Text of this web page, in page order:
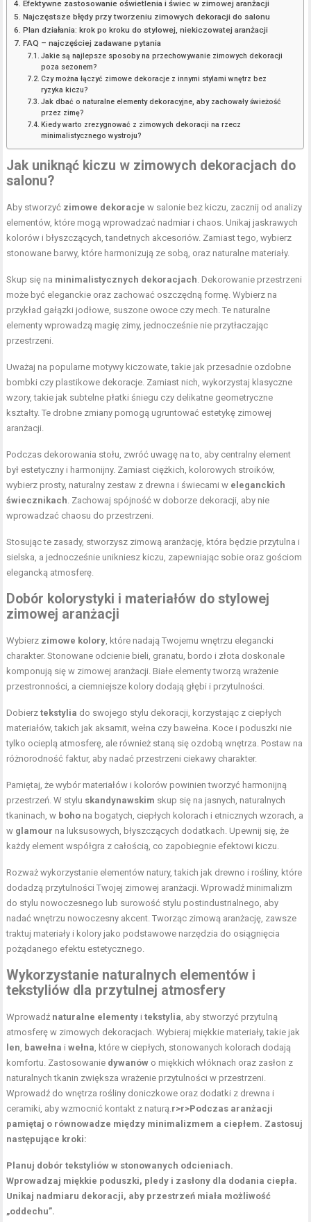
Efektywne zastosowanie oświetlenia i świec w zimowej aranżacji
Najczęstsze błędy przy tworzeniu zimowych dekoracji do salonu
Plan działania: krok po kroku do stylowej, niekiczowatej aranżacji
FAQ – najczęściej zadawane pytania
Jakie są najlepsze sposoby na przechowywanie zimowych dekoracji
poza sezonem?
Czy można łączyć zimowe dekoracje z innymi stylami wnętrz bez
ryzyka kiczu?
Jak dbać o naturalne elementy dekoracyjne, aby zachowały świeżość
przez zimę?
Kiedy warto zrezygnować z zimowych dekoracji na rzecz
minimalistycznego wystroju?
Jak uniknąć kiczu w zimowych dekoracjach do
salonu?
Aby stworzyć zimowe dekoracje w salonie bez kiczu, zacznij od analizy
elementów, które mogą wprowadzać nadmiar i chaos. Unikaj jaskrawych
kolorów i błyszczących, tandetnych akcesoriów. Zamiast tego, wybierz
stonowane barwy, które harmonizują ze sobą, oraz naturalne materiały.
Skup się na minimalistycznych dekoracjach. Dekorowanie przestrzeni
może być eleganckie oraz zachować oszczędną formę. Wybierz na
przykład gałązki jodłowe, suszone owoce czy mech. Te naturalne
elementy wprowadzą magię zimy, jednocześnie nie przytłaczając
przestrzeni.
Uważaj na popularne motywy kiczowate, takie jak przesadnie ozdobne
bombki czy plastikowe dekoracje. Zamiast nich, wykorzystaj klasyczne
wzory, takie jak subtelne płatki śniegu czy delikatne geometryczne
kształty. Te drobne zmiany pomogą ugruntować estetykę zimowej
aranżacji.
Podczas dekorowania stołu, zwróć uwagę na to, aby centralny element
był estetyczny i harmonijny. Zamiast ciężkich, kolorowych stroików,
wybierz prosty, naturalny zestaw z drewna i świecami w eleganckich
świecznikach. Zachowaj spójność w doborze dekoracji, aby nie
wprowadzać chaosu do przestrzeni.
Stosując te zasady, stworzysz zimową aranżację, która będzie przytulna i
sielska, a jednocześnie unikniesz kiczu, zapewniając sobie oraz gościom
elegancką atmosferę.
Dobór kolorystyki i materiałów do stylowej
zimowej aranżacji
Wybierz zimowe kolory, które nadają Twojemu wnętrzu elegancki
charakter. Stonowane odcienie bieli, granatu, bordo i złota doskonale
komponują się w zimowej aranżacji. Białe elementy tworzą wrażenie
przestronności, a ciemniejsze kolory dodają głębi i przytulności.
Dobierztekstylia do swojego stylu dekoracji, korzystając z ciepłych
materiałów, takich jak aksamit, wełna czy bawełna. Koce i poduszki nie
tylko ocieplą atmosferę, ale również staną się ozdobą wnętrza. Postaw na
różnorodność faktur, aby nadać przestrzeni ciekawy charakter.
Pamiętaj, że wybór materiałów i kolorów powinien tworzyć harmonijną
przestrzeń. W stylu skandynawskim skup się na jasnych, naturalnych
tkaninach, w boho na bogatych, ciepłych kolorach i etnicznych wzorach, a
w glamour na luksusowych, błyszczących dodatkach. Upewnij się, że
każdy element współgra z całością, co zapobiegnie efektowi kiczu.
Rozważ wykorzystanie elementów natury, takich jak drewno i rośliny, które
dodadzą przytulności Twojej zimowej aranżacji. Wprowadź minimalizm
do stylu nowoczesnego lub surowość stylu postindustrialnego, aby
nadać wnętrzu nowoczesny akcent. Tworząc zimową aranżację, zawsze
traktuj materiały i kolory jako podstawowe narzędzia do osiągnięcia
pożądanego efektu estetycznego.
Wykorzystanie naturalnych elementów i
tekstyliów dla przytulnej atmosfery
Wprowadź naturalne elementy itekstylia, aby stworzyć przytulną
atmosferę w zimowych dekoracjach. Wybieraj miękkie materiały, takie jak
len, bawełna iwełna, które w ciepłych, stonowanych kolorach dodają
komfortu. Zastosowanie dywanów o miękkich włóknach oraz zasłon z
naturalnych tkanin zwiększa wrażenie przytulności w przestrzeni.
Wprowadź do wnętrza rośliny doniczkowe oraz dodatki z drewna i
ceramiki, aby wzmocnić kontakt z naturą.r>r>Podczas aranżacji
pamiętaj o równowadze między minimalizmem a ciepłem. Zastosuj
następujące kroki:
Planuj dobór tekstyliów w stonowanych odcieniach.
Wprowadzaj miękkie poduszki, pledy i zasłony dla dodania ciepła.
Unikaj nadmiaru dekoracji, aby przestrzeń miała możliwość
„oddechu”.